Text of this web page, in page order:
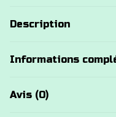
Description
Informations
Avis (0)